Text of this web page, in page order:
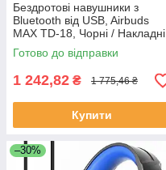
Бездротові навушники з
Bluetooth від USB, Airbuds
MAX TD-18, Чорні / Накладні
навушники / Bluetooth
навушники
Готово до відправки
1 242,82 ₴ 1 775,46 ₴
Купити
–30%